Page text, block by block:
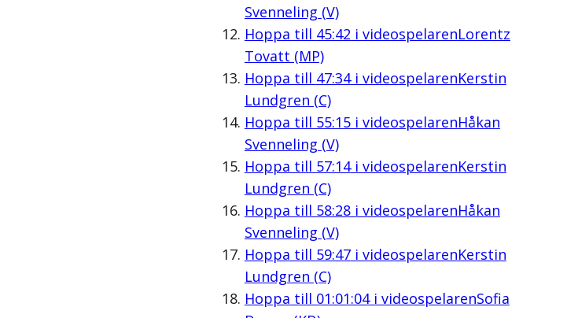
Svenneling (V)
Hoppa till 45:42 i videospelarenLorentz
Tovatt (MP)
Hoppa till 47:34i videospelarenKerstin
Lundgren (C)
Hoppa till 55:15i videospelarenHåkan
Svenneling (V)
Hoppa till 57:14i videospelarenKerstin
Lundgren (C)
Hoppa till 58:28i videospelarenHåkan
Svenneling (V)
Hoppa till 59:47i videospelarenKerstin
Lundgren (C)
Hoppa till 01:01:04i videospelarenSofia